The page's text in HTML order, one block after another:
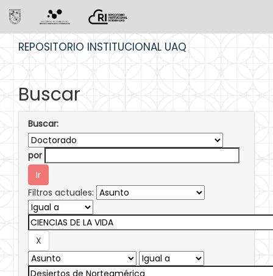
REPOSITORIO INSTITUCIONAL UAQ
Buscar
Buscar:
por
Filtros actuales: